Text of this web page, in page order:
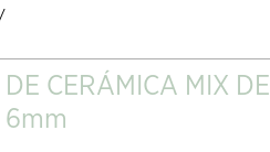
CERÁMICA MIX DE
6mm